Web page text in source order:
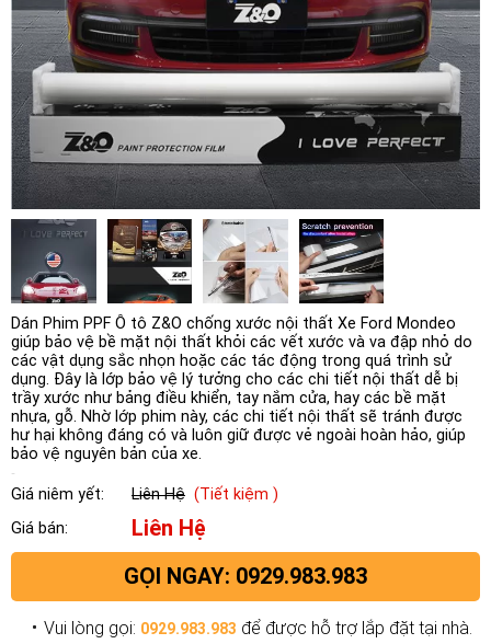
Dán Phim PPF Ô tô Z&O chống xước nội thất Xe Ford Mondeo
giúp bảo vệ bề mặt nội thất khỏi các vết xước và va đập nhỏ do
các vật dụng sắc nhọn hoặc các tác động trong quá trình sử
dụng. Đây là lớp bảo vệ lý tưởng cho các chi tiết nội thất dễ bị
trầy xước như bảng điều khiển, tay nắm cửa, hay các bề mặt
nhựa, gỗ. Nhờ lớp phim này, các chi tiết nội thất sẽ tránh được
hư hại không đáng có và luôn giữ được vẻ ngoài hoàn hảo, giúp
bảo vệ nguyên bản của xe.
Giá niêm yết: Liên Hệ (Tiết kiệm )
Giá bán:
Liên Hệ
GỌI NGAY: 0929.983.983
Vui lòng gọi: 0929.983.983 để được hỗ trợ lắp đặt tại nhà.